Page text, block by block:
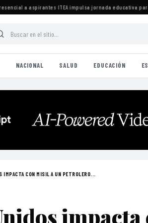
a aspirantes·ITEA impulsa jornada educativa para
NACIONAL SALUD EDUCACIÓN
IMPACTA CON MISIL A UN PETROLERO...